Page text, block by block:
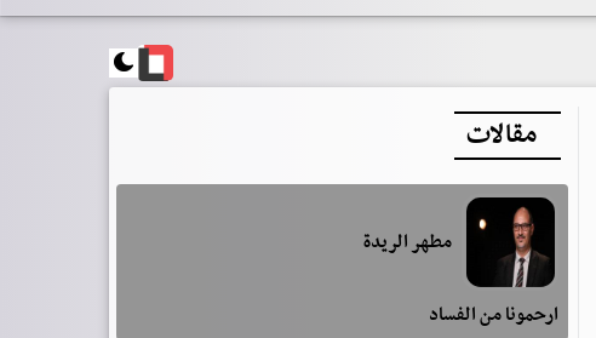
مقالات
مطهر الريدة
ارحمونا من الفساد